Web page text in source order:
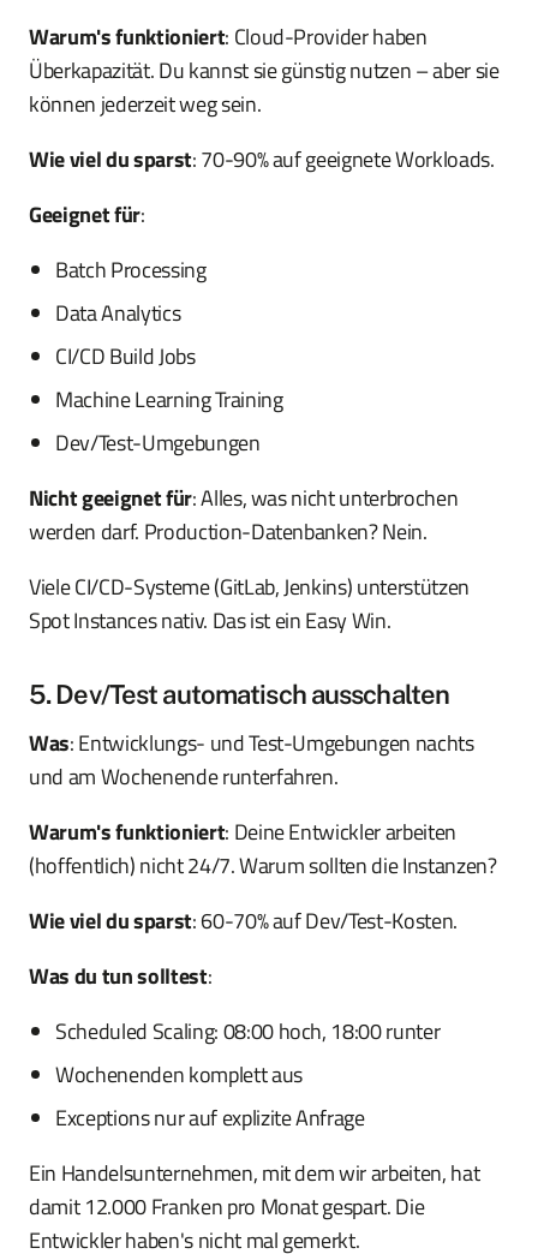
Warum's funktioniert: Cloud-Provider haben
Überkapazität. Du kannst sie günstig nutzen – aber sie
können jederzeit weg sein.
Wie viel du sparst: 70-90% auf geeignete Workloads.
Geeignet für:
Batch Processing
Data Analytics
CI/CD Build Jobs
Machine Learning Training
Dev/Test-Umgebungen
Nicht geeignet für: Alles, was nicht unterbrochen
werden darf. Production-Datenbanken? Nein.
Viele CI/CD-Systeme (GitLab, Jenkins) unterstützen
Spot Instances nativ. Das ist ein Easy Win.
5. Dev/Test automatisch ausschalten
Was: Entwicklungs- und Test-Umgebungen nachts
und am Wochenende runterfahren.
Warum's funktioniert: Deine Entwickler arbeiten
(hoffentlich) nicht 24/7. Warum sollten die Instanzen?
Wie viel du sparst: 60-70% auf Dev/Test-Kosten.
Was du tun solltest:
Scheduled Scaling: 08:00 hoch, 18:00 runter
Wochenenden komplett aus
Exceptions nur auf explizite Anfrage
Ein Handelsunternehmen, mit dem wir arbeiten, hat
damit 12.000 Franken pro Monat gespart. Die
Entwickler haben's nicht mal gemerkt.